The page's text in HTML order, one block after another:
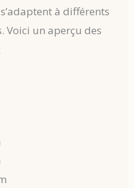
à différents
Voici un aperçu des